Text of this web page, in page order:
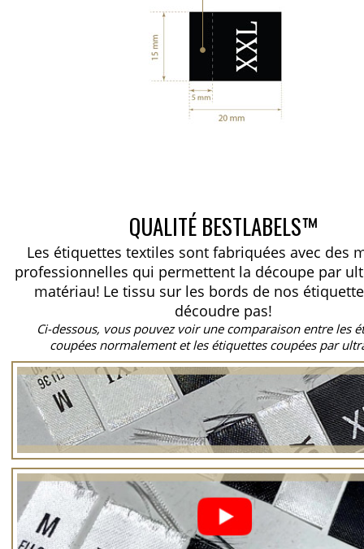
QUALITÉ BESTLABELS™
Les étiquettes textiles sont fabriquées avec des
professionnelles qui permettent la découpe par
matériau! Le tissu sur les bords de nos
découdre pas!
Ci-dessous, vous pouvez voir une comparaison entre les
coupées normalement et les étiquettes coupées par